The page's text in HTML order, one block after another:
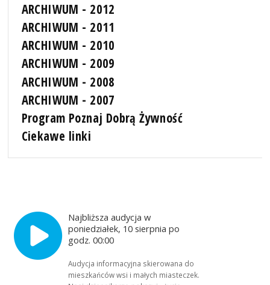
ARCHIWUM - 2012
ARCHIWUM - 2011
ARCHIWUM - 2010
ARCHIWUM - 2009
ARCHIWUM - 2008
ARCHIWUM - 2007
Program Poznaj Dobrą Żywność
Ciekawe linki
Najbliższa audycja w
poniedziałek, 10 sierpnia po
godz. 00:00
Audycja informacyjna skierowana do
mieszkańców wsi i małych miasteczek.